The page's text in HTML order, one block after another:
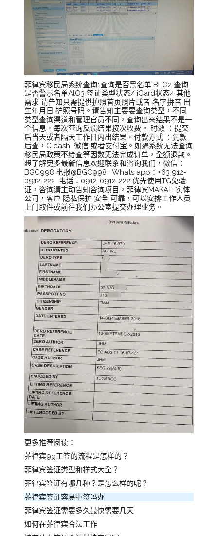
菲律宾移民局系统查询1查询是否黑名单 BLO2 查询
是否警示名单AlO3 签证类型状态/ iCard状态4 其他
需求 请告知只需提供护照首页照片或者 名字拼音 出
生年月日 护照号码。请告知主要要查询类型，不同
类型查询渠道和管理官员不同，查询出来结果不是一
个信息。每次查询反馈结果按次收费。 时效 ：提交
后当天或者隔天工作日内出结果。付款方式 ：先款
后查，G cash 微信 或者支付宝。如遇系统无法查询
移民局政策不给查等因数无法完成订单，全额退款。
想了解更多最新信息欢迎联系和咨询我们，微信：
BGC998 电报@BGC998 Whats app：+63 912-
0912-222 电话：0912-0912-222 优先使用TG免验
证，咨询请主动告知咨询项目，菲律宾MAKATI 实体
公司，客户 隐私保护 安全 可靠，可以安排工作人员
上门取件或前往我们办公室提交办理业务。
更多推荐阅读：
菲律宾9g工签的流程是怎样的？
菲律宾签证类型和样式大全？
菲律宾签证有哪几种？是怎么样的呢？
菲律宾签证容易拒签吗办
菲律宾签证需要多久最快需要几天
如何在菲律宾合法工作